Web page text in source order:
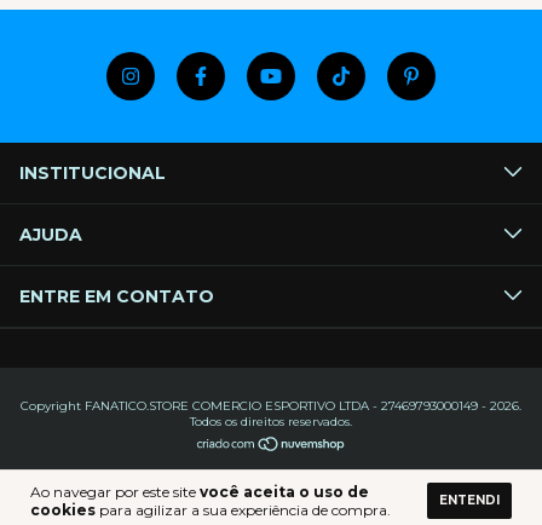
Ao navegar por este site você aceita o uso de
cookies para agilizar a sua experiência de compra.
ENTENDI
INSTITUCIONAL
AJUDA
ENTRE EM CONTATO
Copyright FANATICO.STORE COMERCIO ESPORTIVO LTDA - 27469793000149 - 2026.
Todos os direitos reservados.